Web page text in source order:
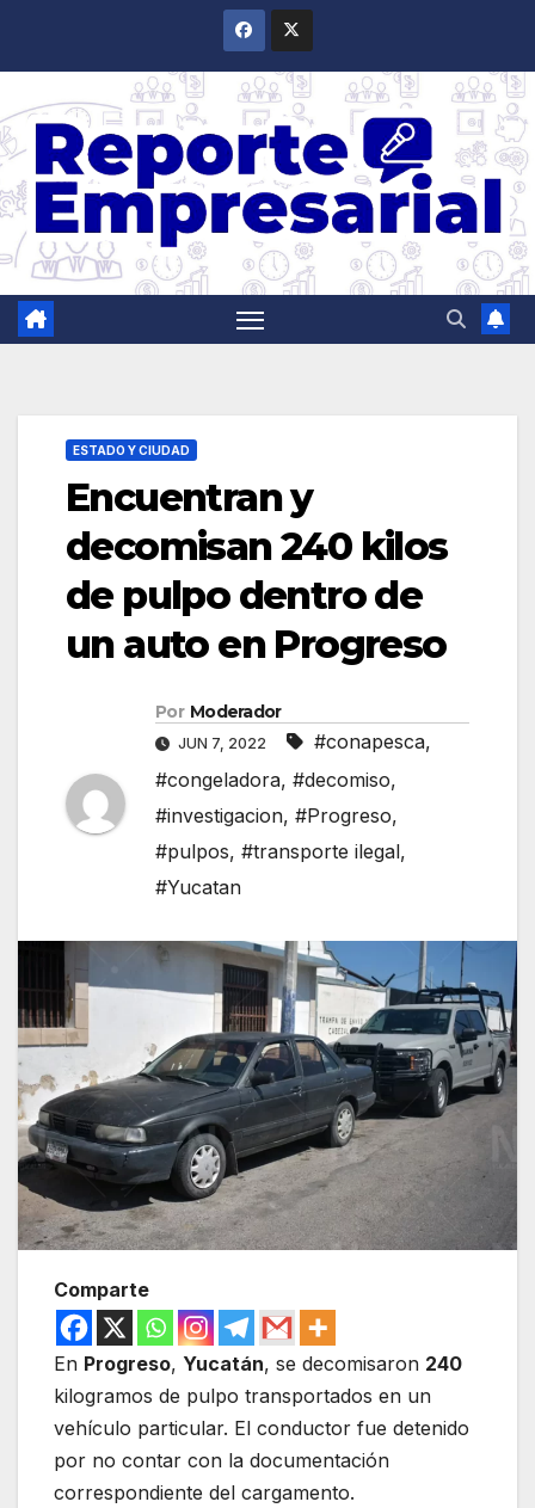
ESTADO Y CIUDAD
Encuentran y
decomisan 240 kilos
de pulpo dentro de
un auto en Progreso
Por Moderador
JUN 7, 2022 #conapesca,
#congeladora, #decomiso,
#investigacion, #Progreso,
#pulpos, #transporte ilegal,
#Yucatan
Comparte
En Progreso, Yucatán, se decomisaron 240
kilogramos de pulpo transportados en un
vehículo particular. El conductor fue detenido
por no contar con la documentación
correspondiente del cargamento.